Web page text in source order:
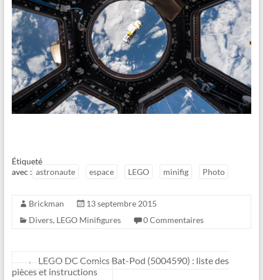
Étiqueté
avec : astronaute espace LEGO minifig Photo
Brickman
13 septembre 2015
Divers, LEGO Minifigures 0 Commentaires
←
LEGO DC Comics Bat-Pod (5004590) : liste des
pièces et instructions